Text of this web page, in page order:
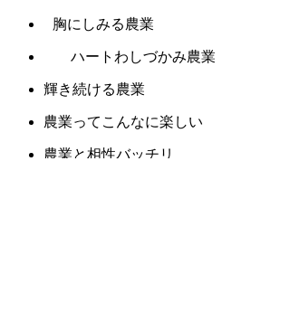
胸にしみる農業
ハートわしづかみ農業
輝き続ける農業
農業ってこんなに楽しい
農業と相性バッチリ